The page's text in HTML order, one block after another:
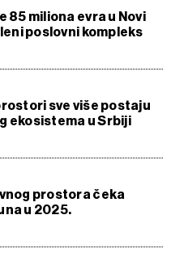
85 miliona evra u Novi
poslovni kompleks
sve više postaju
ekosistema u Srbiji
prostora čeka
u 2025.